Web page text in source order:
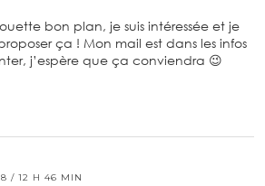
bon plan, je suis intéressée et je
ça ! Mon mail est dans les infos
j’espère que ça conviendra 😉
/ 12 H 46 MIN